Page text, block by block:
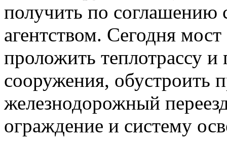
получить по
агентством. Сегодня
проложить теплотрассу
сооружения, обустроить
железнодорожный
ограждение и систему